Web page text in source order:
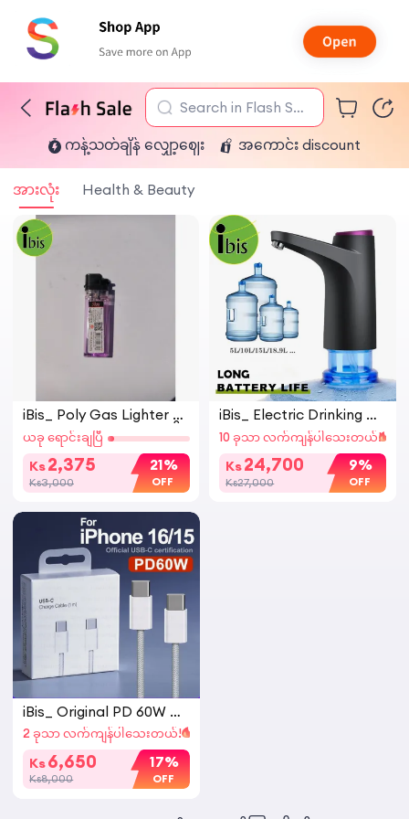
Search in Flash Sal
e
ကန့်သတ်ချိန် လျှော့ဈေး အကောင်း discount
အားလုံး Health & Beauty
iBis_ Poly Gas Lighter Bl
ack Head (Thailand) ယိုး
ဒယား မီးခြစ် ထိုင်း မီးခြစ် အ
စစ် ခေါင်းမည်း / ခေါင်းဖြူ
(Random Color)
ယခု ရောင်းချပြီ
Ks 2,375
Ks3,000
21%
OFF
iBis_ Original PD 60W US
B-C Fast Charger Cable
For Apple iPhone 16 15 P
ro Max Plus USB C to Ty
pe C Quick Charging For
Xiaomi Samsung 1m leng
2 ခုသာ လက်ကျန်ပါသေးတယ်!
Ks 6,650
Ks8,000
17%
OFF
iBis_ Electric Drinking W
ater Dispenser Wireless
Electric Barreled Water
Pump Intelligent Pressur
ized Purified Water Auto
matic Water Dispenser
10 ခုသာ လက်ကျန်ပါသေးတယ်!
Ks 24,700
Ks27,000
9%
OFF